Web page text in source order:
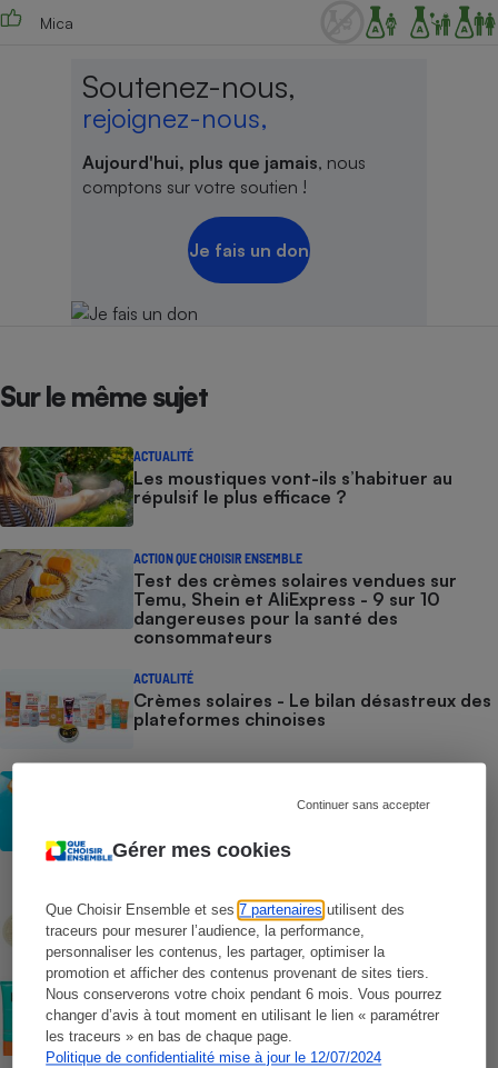
Gérer mes cookies
Que Choisir Ensemble et ses7 partenaires utilisent des
traceurs pour mesurer l’audience, la performance,
personnaliser les contenus, les partager, optimiser la
promotion et afficher des contenus provenant de sites tiers.
Nous conserverons votre choix pendant 6 mois. Vous pourrez
changer d’avis à tout moment en utilisant le lien « paramétrer
les traceurs » en bas de chaque page.
Politique de confidentialité mise à jour le 12/07/2024
Continuer sans accepter
Mica
Soutenez-nous,
rejoignez-nous,
Aujourd'hui, plus que jamais, nous
comptons sur votre soutien !
Je fais un don
Sur le même sujet
ACTUALITÉ
Les moustiques vont-ils s’habituer au
répulsif le plus efficace ?
ACTION QUE CHOISIR ENSEMBLE
Test des crèmes solaires vendues sur
Temu, Shein et AliExpress - 9 sur 10
dangereuses pour la santé des
consommateurs
ACTUALITÉ
Crèmes solaires - Le bilan désastreux des
plateformes chinoises
Crèmes solaires - Les logos à la loupe
Crèmes solaires - Le protocole
COMMENT NOUS TESTONS
Crèmes solaires visage - Le protocole